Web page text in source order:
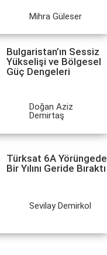
Mihra Güleser
Bulgaristan’ın Sessiz
Yükselişi ve Bölgesel
Güç Dengeleri
Doğan Aziz
Demirtaş
Türksat 6A Yörüngede
Bir Yılını Geride Bıraktı
Sevilay Demirkol